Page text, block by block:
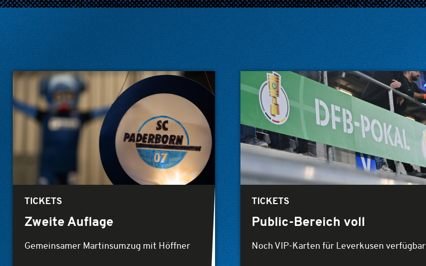
TICKETS
Zweite Auflage
Gemeinsamer Martinsumzug mit Höffner
TICKETS
Public-Bereich voll
Noch VIP-Karten für Leverkusen verfügbar